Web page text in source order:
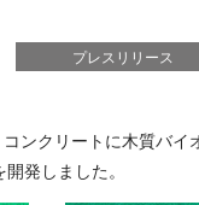
プレスリリース
ンクリートに木質バ
発しました。